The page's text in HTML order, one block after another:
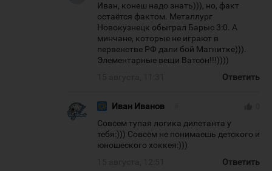
Иван, конеш надо знать))), но, факт
остаётся фактом. Металлург
Новокузнецк обыграл Барыс 3:0. А
минчане, которые не играют в
первенстве РФ дали бой Магнитке))).
Элементарные вещи Ватсон!!!))))
Ответить
Иван Иванов
Совсем тупая логика дилетанта у
тебя:))) Совсем не понимаешь детского и
юношеского хоккея:)))
Ответить